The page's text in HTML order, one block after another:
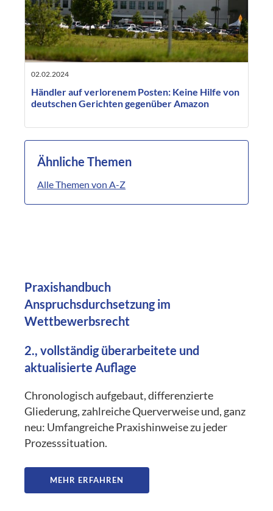
02.02.2024
Händler auf verlorenem Posten: Keine Hilfe von
deutschen Gerichten gegenüber Amazon
Ähnliche Themen
Alle Themen von A-Z
Praxishandbuch
Anspruchsdurchsetzung im
Wettbewerbsrecht
2., vollständig überarbeitete und
aktualisierte Auflage
Chronologisch aufgebaut, differenzierte
Gliederung, zahlreiche Querverweise und, ganz
neu: Umfangreiche Praxishinweise zu jeder
Prozesssituation.
MEHR ERFAHREN